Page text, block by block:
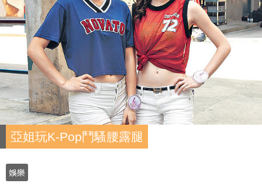
亞姐玩K-Pop鬥騷腰露腿
娛樂